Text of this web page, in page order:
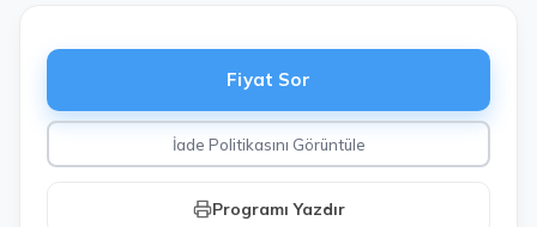
Fiyat Sor
İade Politikasını Görüntüle
Programı Yazdır